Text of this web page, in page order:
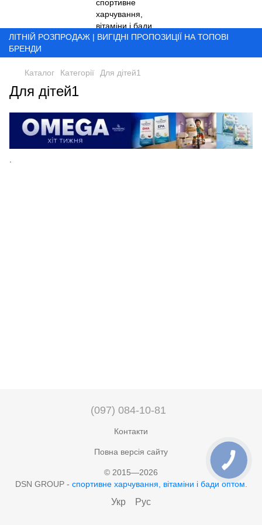
ЛІТНІЙ РОЗПРОДАЖ | ВИГІДНІ ПРОПОЗИЦІЇ НА ТОПОВІ
БРЕНДИ
Каталог Категорії Для дітей1
Для дітей1
.
(097) 084-10-81
Контакти
Повна версія сайту
© 2015—2026
DSN GROUP - cпортивне харчування, вітаміни і бади оптом
Укр Рус